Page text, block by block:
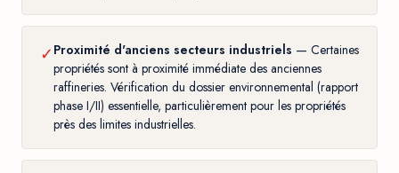
✓ Proximité d'anciens secteurs industriels — Certaines
propriétés sont à proximité immédiate des anciennes
raffineries. Vérification du dossier environnemental (rapport
phase I/II) essentielle, particulièrement pour les propriétés
près des limites industrielles.